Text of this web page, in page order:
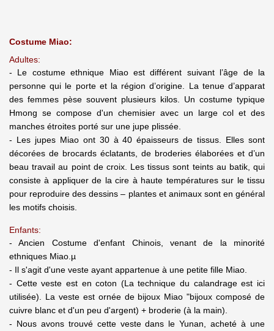
Costume Miao:
Adultes:
- Le costume ethnique Miao est différent suivant l’âge de la
personne qui le porte et la région d’origine. La tenue d’apparat
des femmes pèse souvent plusieurs kilos. Un costume typique
Hmong se compose d'un chemisier avec un large col et des
manches étroites porté sur une jupe plissée.
- Les jupes Miao ont 30 à 40 épaisseurs de tissus. Elles sont
décorées de brocards éclatants, de broderies élaborées et d’un
beau travail au point de croix. Les tissus sont teints au batik, qui
consiste à appliquer de la cire à haute températures sur le tissu
pour reproduire des dessins – plantes et animaux sont en général
les motifs choisis.
Enfants:
- Ancien Costume d'enfant Chinois, venant de la minorité
ethniques Miao.µ
- Il s'agit d'une veste ayant appartenue à une petite fille Miao.
- Cette veste est en coton (La technique du calandrage est ici
utilisée). La veste est ornée de bijoux Miao "bijoux composé de
cuivre blanc et d'un peu d'argent) + broderie (à la main).
- Nous avons trouvé cette veste dans le Yunan, acheté à une